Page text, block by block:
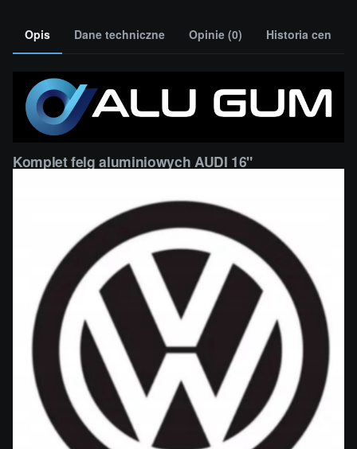
Opis Dane techniczne Opinie (0) Historia cen
Komplet felg aluminiowych AUDI 16"